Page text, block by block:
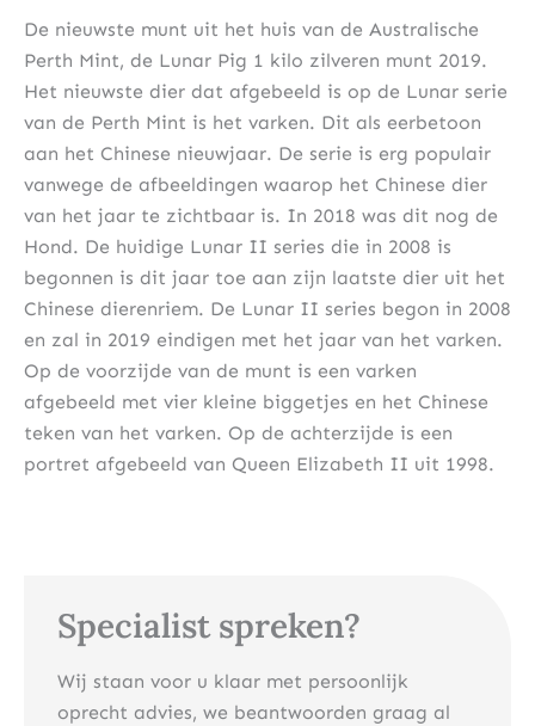
Specialist spreken?
Wij staan voor u klaar met persoonlijk
oprecht advies, we beantwoorden graag al
De nieuwste munt uit het huis van de Australische
Perth Mint, de Lunar Pig 1 kilo zilveren munt 2019.
Het nieuwste dier dat afgebeeld is op de Lunar serie
van de Perth Mint is het varken. Dit als eerbetoon
aan het Chinese nieuwjaar. De serie is erg populair
vanwege de afbeeldingen waarop het Chinese dier
van het jaar te zichtbaar is. In 2018 was dit nog de
Hond. De huidige Lunar II series die in 2008 is
begonnen is dit jaar toe aan zijn laatste dier uit het
Chinese dierenriem. De Lunar II series begon in 2008
en zal in 2019 eindigen met het jaar van het varken.
Op de voorzijde van de munt is een varken
afgebeeld met vier kleine biggetjes en het Chinese
teken van het varken. Op de achterzijde is een
portret afgebeeld van Queen Elizabeth II uit 1998.